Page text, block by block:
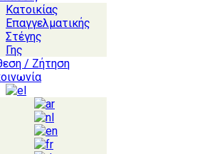
Κατοικίας
Επαγγελματικής
Στέγης
Γης
/ Ζήτηση